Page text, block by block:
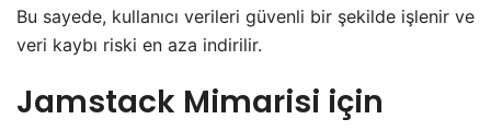
Bu sayede, kullanıcı verileri güvenli bir şekilde işlenir ve
veri kaybı riski en aza indirilir.
Jamstack Mimarisi için